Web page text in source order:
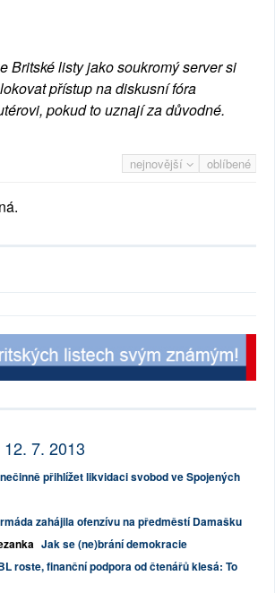
Britské listy jako soukromý server si
přístup na diskusní fóra
pokud to uznají za důvodné.
nejnovější oblíbené
7. 2013
přihlížet likvidaci svobod ve Spojených
zahájila ofenzívu na předměstí Damašku
Jak se (ne)brání demokracie
roste, finanční podpora od čtenářů klesá: To